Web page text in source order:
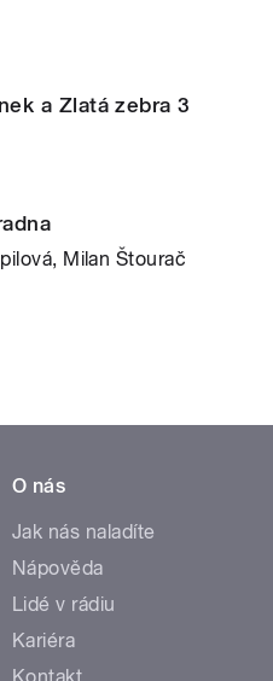
a Zlatá zebra 3
Milan Štourač
O nás
Jak nás naladíte
Nápověda
Lidé v rádiu
Kariéra